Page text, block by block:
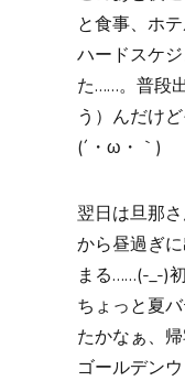
と食事、ホ
ハードスケ
た……。普段
う）んだけ
(´・ω・｀)
翌日は旦那
から昼過ぎ
まる……(-_-)
ちょっと夏
たかなぁ、帰
ゴールデン